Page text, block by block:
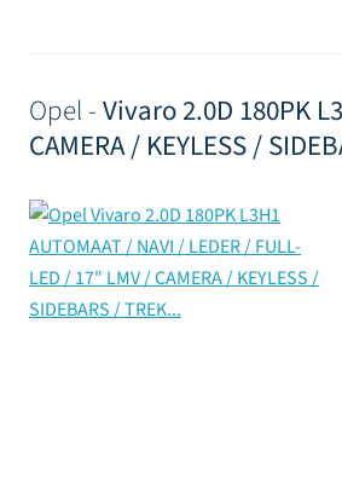
Opel -Vivaro 2.0D 180PK
CAMERA / KEYLESS /